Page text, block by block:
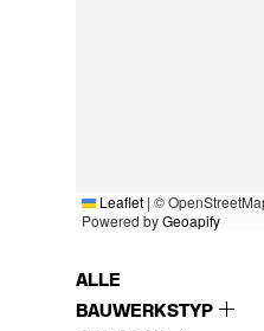
Leaflet | ©
Powered byGeoapify
ALLE
BAUWERKSTYP